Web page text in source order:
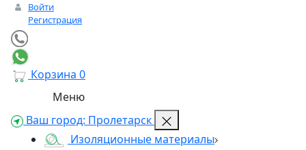
Войти
Регистрация
Корзина 0
Меню
Ваш город: Пролетарск
Изоляционные материалы